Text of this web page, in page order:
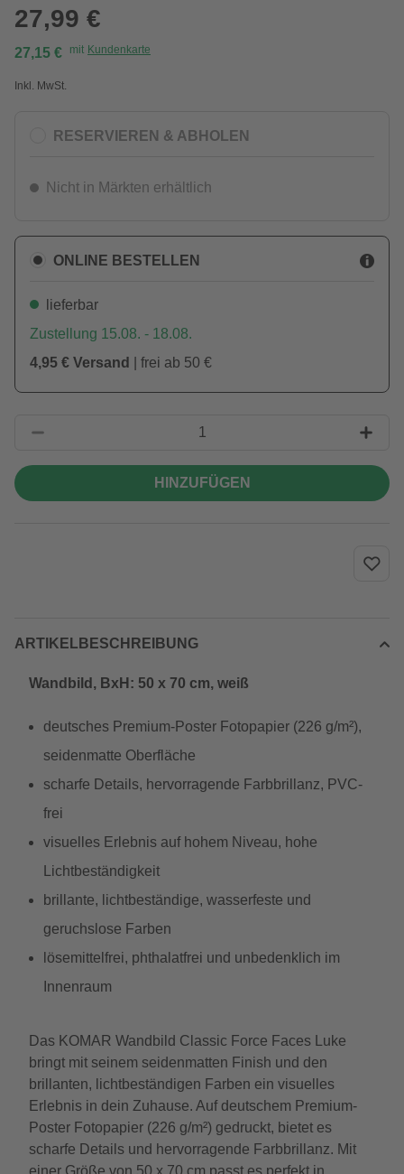
27,99 €
27,15 € mit Kundenkarte
Inkl. MwSt.
RESERVIEREN & ABHOLEN
Nicht in Märkten erhältlich
ONLINE BESTELLEN
lieferbar
Zustellung 15.08. - 18.08.
4,95 € Versand
| frei ab 50 €
HINZUFÜGEN
ARTIKELBESCHREIBUNG
Wandbild, BxH: 50 x 70 cm, weiß
deutsches Premium-Poster Fotopapier (226 g/m²),
seidenmatte Oberfläche
scharfe Details, hervorragende Farbbrillanz, PVC-
frei
visuelles Erlebnis auf hohem Niveau, hohe
Lichtbeständigkeit
brillante, lichtbeständige, wasserfeste und
geruchslose Farben
lösemittelfrei, phthalatfrei und unbedenklich im
Innenraum
Das KOMAR Wandbild Classic Force Faces Luke
bringt mit seinem seidenmatten Finish und den
brillanten, lichtbeständigen Farben ein visuelles
Erlebnis in dein Zuhause. Auf deutschem Premium-
Poster Fotopapier (226 g/m²) gedruckt, bietet es
scharfe Details und hervorragende Farbbrillanz. Mit
einer Größe von 50 x 70 cm passt es perfekt in